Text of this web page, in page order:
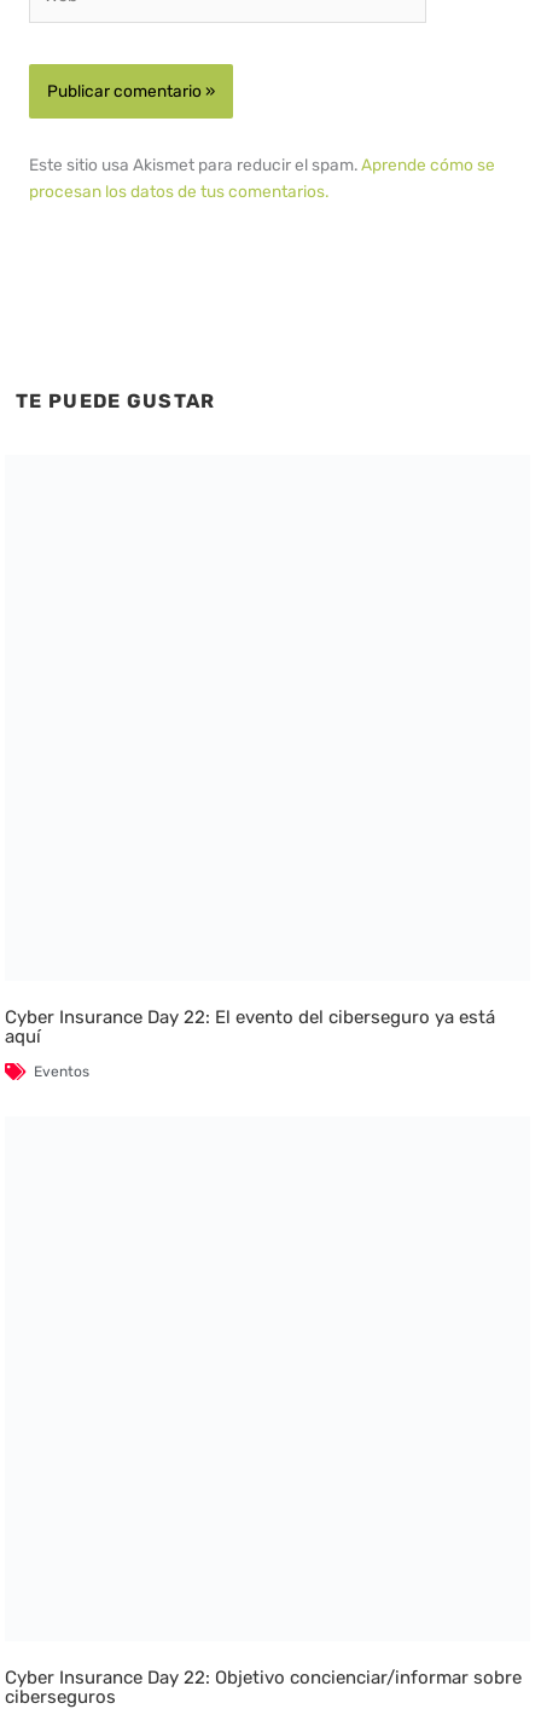
Este sitio usa Akismet para reducir el spam.Aprende cómo se
procesan los datos de tus comentarios.
TE PUEDE GUSTAR
Cyber Insurance Day 22: El evento del ciberseguro ya está
aquí
Eventos
Cyber Insurance Day 22: Objetivo concienciar/informar sobre
ciberseguros